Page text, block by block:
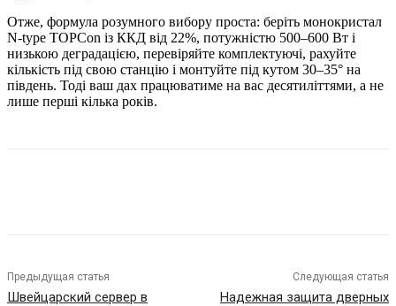
Отже, формула розумного вибору проста: беріть монокристал
N-type TOPCon із ККД від 22%, потужністю 500–600 Вт і
низькою деградацією, перевіряйте комплектуючі, рахуйте
кількість під свою станцію і монтуйте під кутом 30–35° на
південь. Тоді ваш дах працюватиме на вас десятиліттями, а не
лише перші кілька років.
Предыдущая статья
Швейцарский сервер в
Следующая статья
Надежная защита дверных